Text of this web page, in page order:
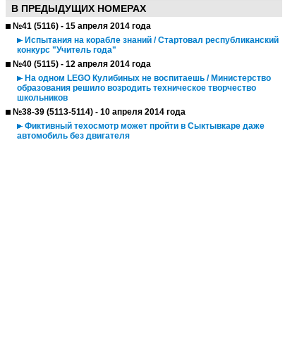
В ПРЕДЫДУЩИХ НОМЕРАХ
№41 (5116) - 15 апреля 2014 года
Испытания на корабле знаний / Стартовал республиканский
конкурс "Учитель года"
№40 (5115) - 12 апреля 2014 года
На одном LEGO Кулибиных не воспитаешь / Министерство
образования решило возродить техническое творчество
школьников
№38-39 (5113-5114) - 10 апреля 2014 года
Фиктивный техосмотр может пройти в Сыктывкаре даже
автомобиль без двигателя